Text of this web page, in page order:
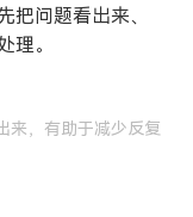
把问题看出来、
理。
来，有助于减少反复